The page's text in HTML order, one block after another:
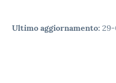
Ultimo aggiornamento: 29-